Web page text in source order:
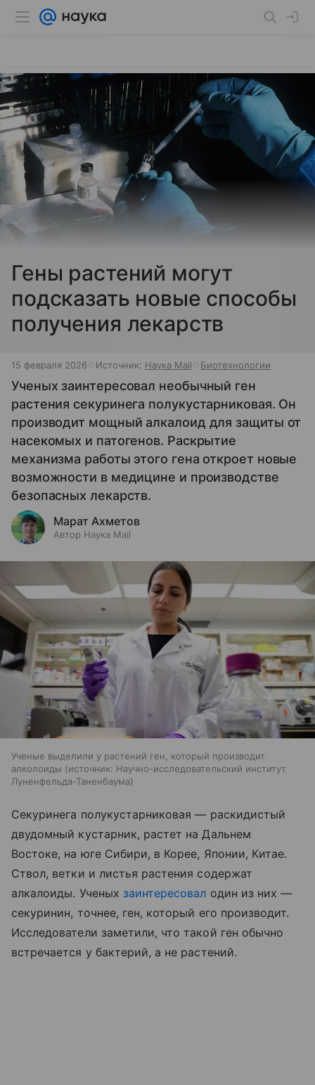
Гены растений могут
подсказать новые способы
получения лекарств
15 февраля 2026 Источник: Наука Mail Биотехнологии
Ученых заинтересовал необычный ген
растения секуринега полукустарниковая. Он
производит мощный алкалоид для защиты от
насекомых и патогенов. Раскрытие
механизма работы этого гена откроет новые
возможности в медицине и производстве
безопасных лекарств.
Марат Ахметов
Автор Наука Mail
Ученые выделили у растений ген, который производит
алколоиды
источник: Научно-исследовательский институт
Луненфельда-Таненбаума
Секуринега полукустарниковая — раскидистый
двудомный кустарник, растет на Дальнем
Востоке, на юге Сибири, в Корее, Японии, Китае.
Ствол, ветки и листья растения содержат
алкалоиды. Ученых заинтересовал один из них —
секуринин, точнее, ген, который его производит.
Исследователи заметили, что такой ген обычно
встречается у бактерий, а не растений.